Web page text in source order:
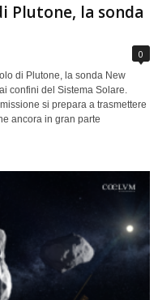
Plutone, la sonda
0
di Plutone, la sonda New
confini del Sistema Solare.
si prepara a trasmettere
ancora in gran parte